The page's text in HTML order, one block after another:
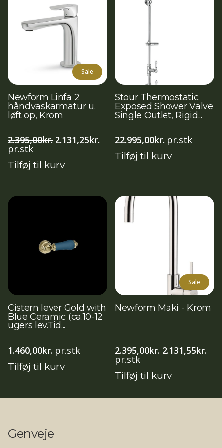
Sale
Newform Linfa 2
håndvaskarmatur u.
løft op, Krom
2.395,00kr. Den
oprindelige
var:
2.131,25kr. Den
pris
pr.stk
Tilføj til kurv
Stour Thermostatic
Exposed Shower Valve
Single Outlet, Rigid...
22.995,00kr. pr.stk
Tilføj til kurv
Cistern lever Gold with
Blue Ceramic (ca.10-12
ugers lev.Tid...
1.460,00kr. pr.stk
Tilføj til kurv
Sale
Newform Maki - Krom
2.395,00kr. Den
oprindelige
var:
2.131,55kr.
pr.stk
Tilføj til kurv
Genveje